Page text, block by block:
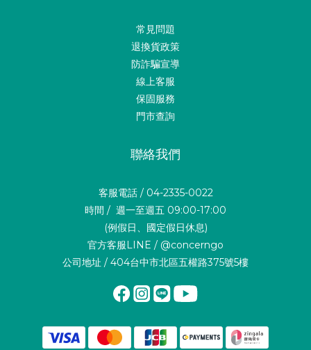
常見問題
退換貨政策
防詐騙宣導
線上客服
保固服務
門市查詢
聯絡我們
客服電話 / 04-2335-0022
時間 / 週一至週五 09:00-17:00
(例假日、國定假日休息)
官方客服LINE / @concerngo
公司地址 / 404台中市北區五權路375號5樓